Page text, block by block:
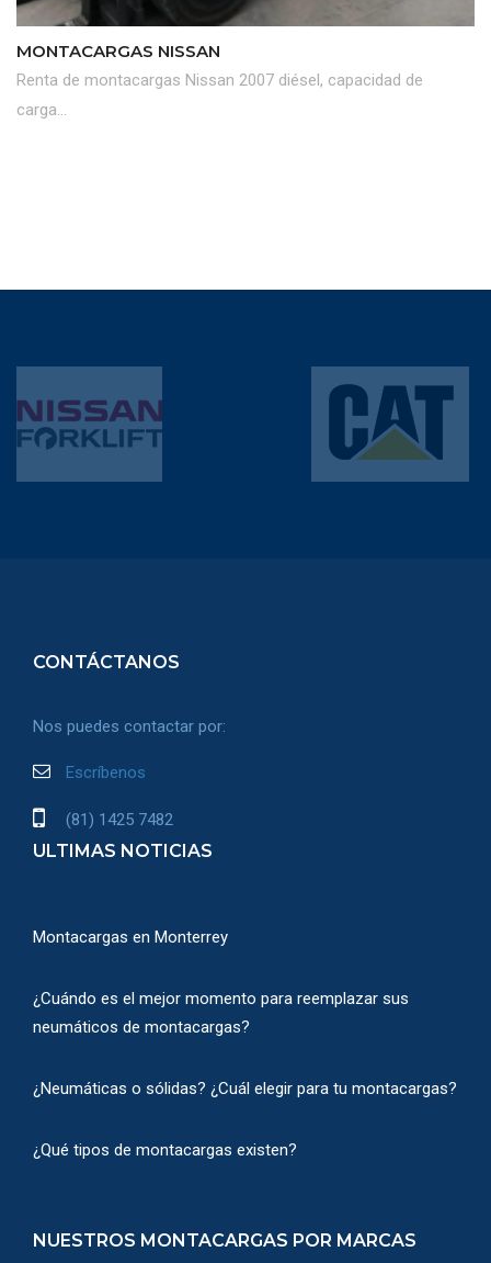
MONTACARGAS NISSAN
Renta de montacargas Nissan 2007 diésel, capacidad de
carga...
CONTÁCTANOS
Nos puedes contactar por:
Escríbenos
(81) 1425 7482
ULTIMAS NOTICIAS
Montacargas en Monterrey
¿Cuándo es el mejor momento para reemplazar sus
neumáticos de montacargas?
¿Neumáticas o sólidas? ¿Cuál elegir para tu montacargas?
¿Qué tipos de montacargas existen?
NUESTROS MONTACARGAS POR MARCAS